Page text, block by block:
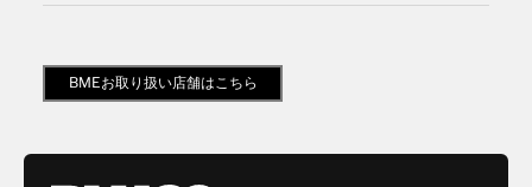
BMEお取り扱い店舗はこちら